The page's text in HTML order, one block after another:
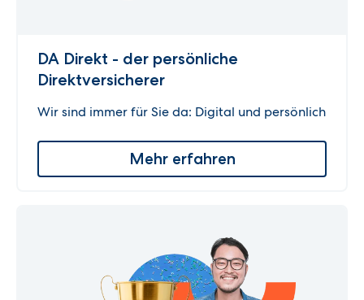
DA Direkt - der persönliche
Direktversicherer
Wir sind immer für Sie da: Digital und persönlich
Mehr erfahren